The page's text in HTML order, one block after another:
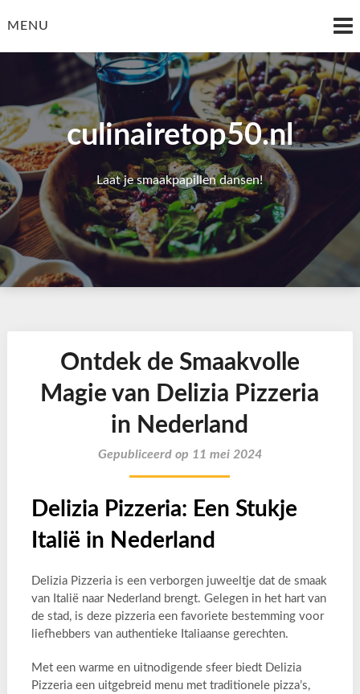
toMENU
culinairetop50.nl
Laat je smaakpapillen dansen!
Ontdek de Smaakvolle
Magie van Delizia Pizzeria
in Nederland
Gepubliceerd op 11 mei 2024
Delizia Pizzeria: Een Stukje
Italië in Nederland
Delizia Pizzeria is een verborgen juweeltje dat de smaak
van Italië naar Nederland brengt. Gelegen in het hart van
de stad, is deze pizzeria een favoriete bestemming voor
liefhebbers van authentieke Italiaanse gerechten.
Met een warme en uitnodigende sfeer biedt Delizia
Pizzeria een uitgebreid menu met traditionele pizza’s,